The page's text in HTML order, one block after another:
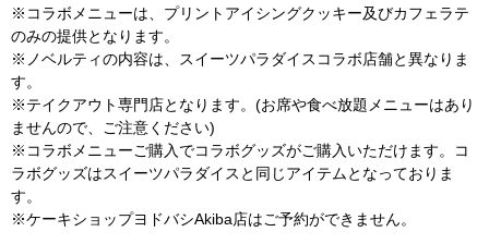
※コラボメニューは、プリントアイシングクッキー及びカフェラテ
のみの提供となります。
※ノベルティの内容は、スイーツパラダイスコラボ店舗と異なりま
す。
※テイクアウト専門店となります。(お席や食べ放題メニューはあり
ませんので、ご注意ください)
※コラボメニューご購入でコラボグッズがご購入いただけます。コ
ラボグッズはスイーツパラダイスと同じアイテムとなっておりま
す。
※ケーキショップヨドバシAkiba店はご予約ができません。